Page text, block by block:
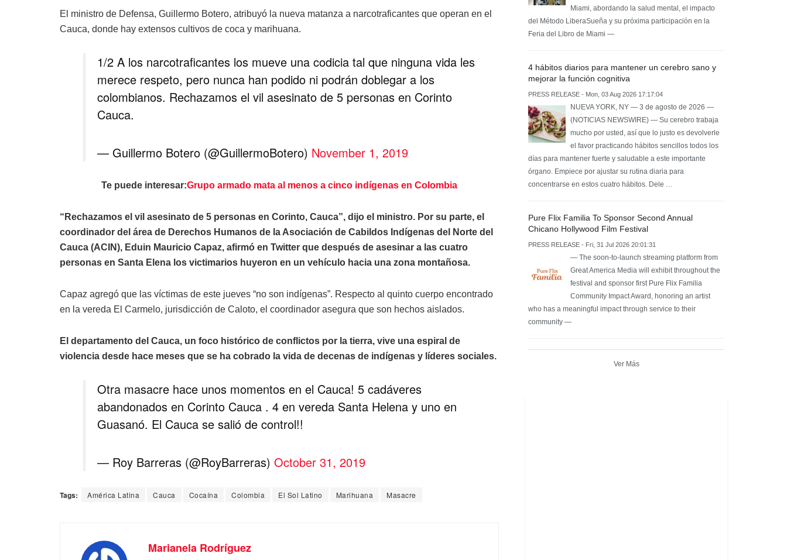
El ministro de Defensa, Guillermo Botero, atribuyó la nueva matanza a narcotraficantes que operan en el
Cauca, donde hay extensos cultivos de coca y marihuana.
1/2 A los narcotraficantes los mueve una codicia tal que ninguna vida les
merece respeto, pero nunca han podido ni podrán doblegar a los
colombianos. Rechazamos el vil asesinato de 5 personas en Corinto
Cauca.
— Guillermo Botero (@GuillermoBotero) November 1, 2019
Te puede interesar:Grupo armado mata al menos a cinco indígenas en Colombia
“Rechazamos el vil asesinato de 5 personas en Corinto, Cauca”, dijo el ministro. Por su parte, el
coordinador del área de Derechos Humanos de la Asociación de Cabildos Indígenas del Norte del
Cauca (ACIN), Eduin Mauricio Capaz, afirmó en Twitter que después de asesinar a las cuatro
personas en Santa Elena los victimarios huyeron en un vehículo hacia una zona montañosa.
Capaz agregó que las víctimas de este jueves “no son indígenas”. Respecto al quinto cuerpo encontrado
en la vereda El Carmelo, jurisdicción de Caloto, el coordinador asegura que son hechos aislados.
El departamento del Cauca, un foco histórico de conflictos por la tierra, vive una espiral de
violencia desde hace meses que se ha cobrado la vida de decenas de indígenas y líderes sociales.
Otra masacre hace unos momentos en el Cauca! 5 cadáveres
abandonados en Corinto Cauca . 4 en vereda Santa Helena y uno en
Guasanó. El Cauca se salió de control!!
— Roy Barreras (@RoyBarreras) October 31, 2019
Tags: América Latina Cauca Cocaína Colombia El Sol Latino Marihuana Masacre
Marianela Rodríguez
Miami, abordando la salud mental, el impacto
del Método LiberaSueña y su próxima participación en la
Feria del Libro de Miami —
4 hábitos diarios para mantener un cerebro sano y
mejorar la función cognitiva
PRESS RELEASE - Mon, 03 Aug 2026 17:17:04
NUEVA YORK, NY — 3 de agosto de 2026 —
(NOTICIAS NEWSWIRE) — Su cerebro trabaja
mucho por usted, así que lo justo es devolverle
el favor practicando hábitos sencillos todos los
días para mantener fuerte y saludable a este importante
órgano. Empiece por ajustar su rutina diaria para
concentrarse en estos cuatro hábitos. Dele …
Pure Flix Familia To Sponsor Second Annual
Chicano Hollywood Film Festival
PRESS RELEASE - Fri, 31 Jul 2026 20:01:31
— The soon-to-launch streaming platform from
Great America Media will exhibit throughout the
festival and sponsor first Pure Flix Familia
Community Impact Award, honoring an artist
who has a meaningful impact through service to their
community —
Ver Más